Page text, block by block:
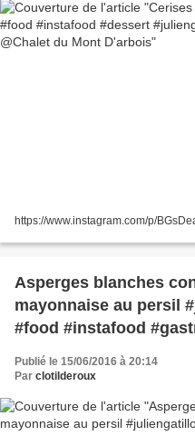
https://www.instagram.com/p/
Asperges blanches
mayonnaise au persil #juliengatillon #1920
#food #instafood
Mont D'arbois
Publié le 15/06/2016 à 20:14
Par clotilderoux